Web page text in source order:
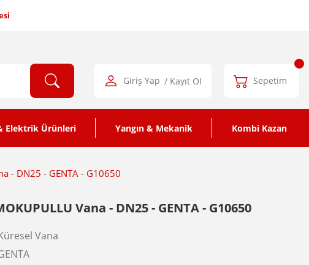
Giriş Yap / Kayıt Ol Sepetim
Elektrik Ürünleri Yangın & Mekanik Kombi Kazan
- DN25 - GENTA - G10650
Vana - DN25 - GENTA - G10650
Vana